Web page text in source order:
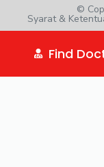
©
Syarat &
Find